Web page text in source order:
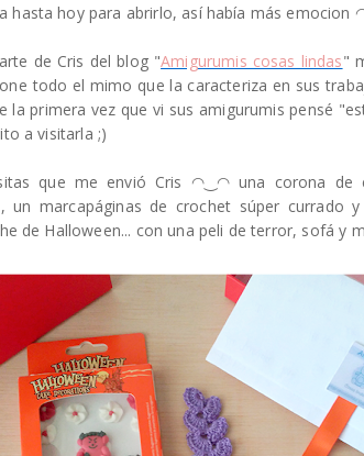
hasta hoy para abrirlo, así había más
de Cris del blog "Amigurumis cosas lindas"
todo el mimo que la caracteriza en sus
la primera vez que vi sus amigurumis pensé
a visitarla ;)
que me envió Cris ◠‿◠ una corona de
un marcapáginas de crochet súper currado
de Halloween... con una peli de terror, sofá y